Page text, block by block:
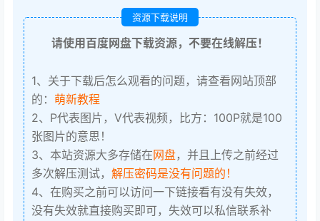
资源下载说明
请使用百度网盘下载资源，不要在线解压！
1、关于下载后怎么观看的问题，请查看网站顶部
的： 萌新教程
2、P代表图片，V代表视频，比方：100P就是100
张图片的意思！
3、本站资源大多存储在网盘，并且上传之前经过
多次解压测试， 解压密码是没有问题的！
4、在购买之前可以访问一下链接看有没有失效，
没有失效就直接购买即可，失效可以私信联系补